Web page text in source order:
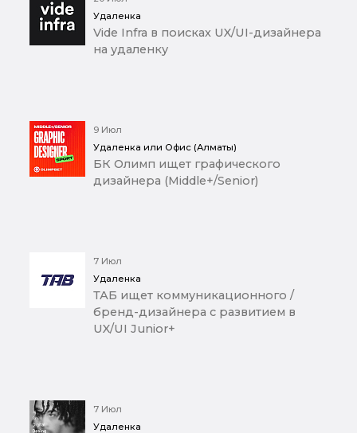
Удаленка
Vide Infra в поисках UX/UI-дизайнера
на удаленку
9 Июл
Удаленка или Офис (Алматы)
БК Олимп ищет графического
дизайнера (Middle+/Senior)
7 Июл
Удаленка
ТАБ ищет коммуникационного /
бренд-дизайнера с развитием в
UX/UI Junior+
7 Июл
Удаленка